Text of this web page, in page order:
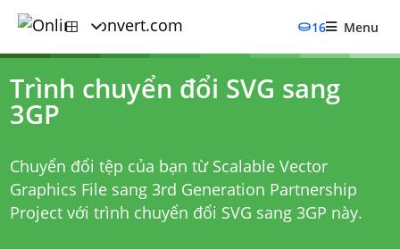
16 Menu
Trình chuyển đổi SVG sang
3GP
Chuyển đổi tệp của bạn từ Scalable Vector
Graphics File sang 3rd Generation Partnership
Project với trình chuyển đổi SVG sang 3GP này.